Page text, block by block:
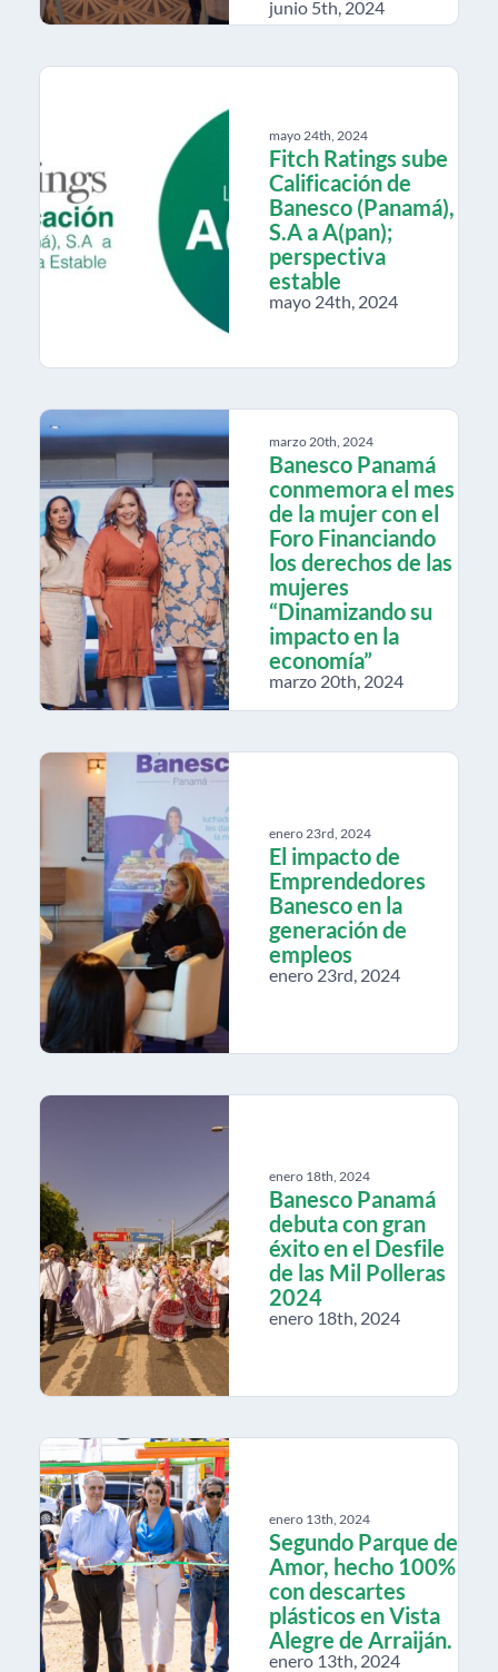
junio 5th, 2024
mayo 24th, 2024
Fitch Ratings sube
Calificación de
Banesco (Panamá),
S.A a A(pan);
perspectiva
estable
mayo 24th, 2024
marzo 20th, 2024
Banesco Panamá
conmemora el mes
de la mujer con el
Foro Financiando
los derechos de las
mujeres
“Dinamizando su
impacto en la
economía”
marzo 20th, 2024
enero 23rd, 2024
El impacto de
Emprendedores
Banesco en la
generación de
empleos
enero 23rd, 2024
enero 18th, 2024
Banesco Panamá
debuta con gran
éxito en el Desfile
de las Mil Polleras
2024
enero 18th, 2024
enero 13th, 2024
Segundo Parque de
Amor, hecho 100%
con descartes
plásticos en Vista
Alegre de Arraiján.
enero 13th, 2024